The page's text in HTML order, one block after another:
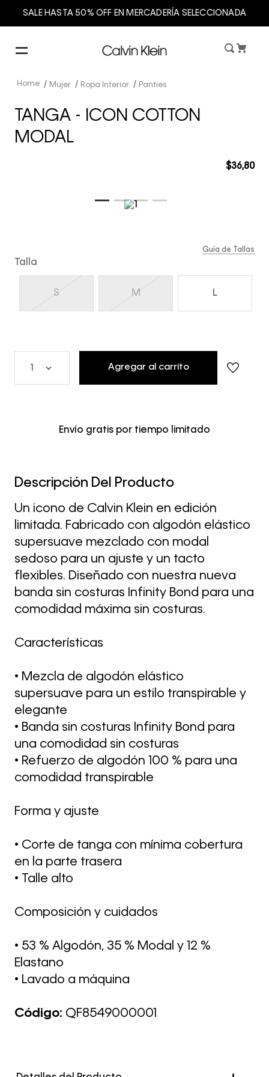
SALE HASTA 50% OFF EN MERCADERÍA SELECCIONADA
Mujer Ropa Interior Panties
TANGA - ICON COTTON
MODAL
$36,80
Talla
S M L
Guía de Tallas
Agregar al carrito
Envío gratis por tiempo limitado
Descripción Del Producto
Un icono de Calvin Klein en edición
limitada. Fabricado con algodón elástico
supersuave mezclado con modal
sedoso para un ajuste y un tacto
flexibles. Diseñado con nuestra nueva
banda sin costuras Infinity Bond para una
comodidad máxima sin costuras.
Características
• Mezcla de algodón elástico
supersuave para un estilo transpirable y
elegante
• Banda sin costuras Infinity Bond para
una comodidad sin costuras
• Refuerzo de algodón 100 % para una
comodidad transpirable
Forma y ajuste
• Corte de tanga con mínima cobertura
en la parte trasera
• Talle alto
Composición y cuidados
• 53 % Algodón, 35 % Modal y 12 %
Elastano
• Lavado a máquina
Código: QF8549000001